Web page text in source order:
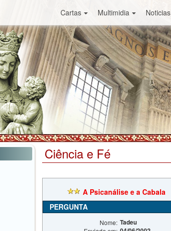
Cartas Multimidia Noticias
Ciência e Fé
A Psicanálise e a Cabala
PERGUNTA
Nome: Tadeu